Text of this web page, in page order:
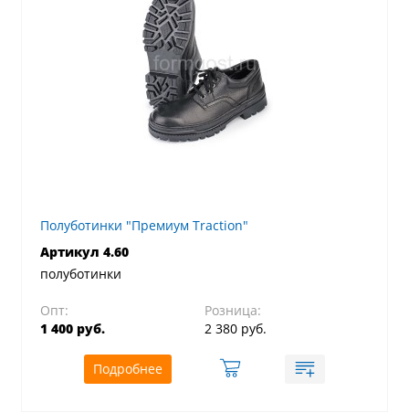
Полуботинки "Премиум Traction"
Артикул 4.60
полуботинки
Опт:
1 400 руб.
Розница:
2 380 руб.
Подробнее